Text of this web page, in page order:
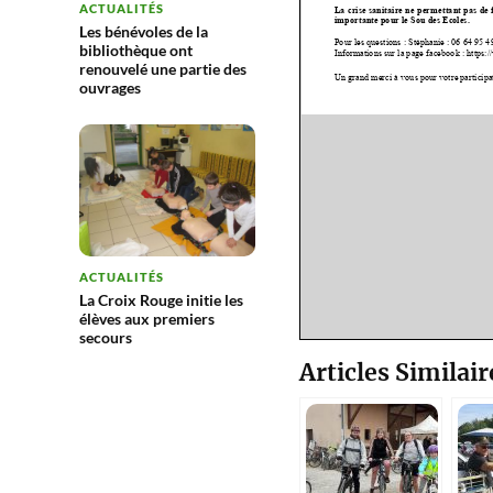
ACTUALITÉS
Les bénévoles de la
bibliothèque ont
renouvelé une partie des
ouvrages
ACTUALITÉS
La Croix Rouge initie les
élèves aux premiers
secours
Articles